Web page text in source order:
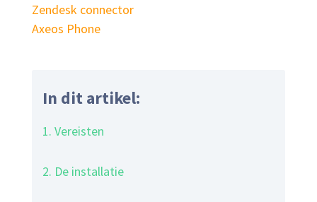
Zendesk connector
Axeos Phone
In dit artikel:
1. Vereisten
2. De installatie